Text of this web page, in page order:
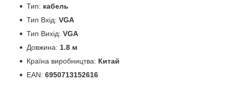
Тип: кабель
Тип Вхід: VGA
Тип Вихід: VGA
Довжина: 1.8 м
Країна виробництва: Китай
EAN: 6950713152616